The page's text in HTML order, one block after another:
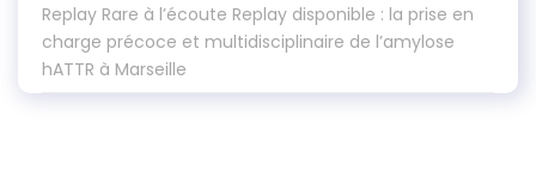
Replay Rare à l’écoute Replay disponible : la prise en
charge précoce et multidisciplinaire de l’amylose
hATTR à Marseille